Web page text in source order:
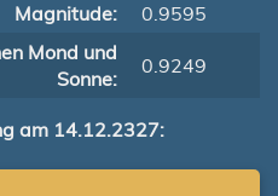
Magnitude:
0.9595
Mond und
Sonne:
0.9249
am 14.12.2327: